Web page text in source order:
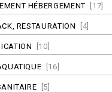
HÉBERGEMENT [17]
RESTAURATION [4]
[10]
[16]
[5]